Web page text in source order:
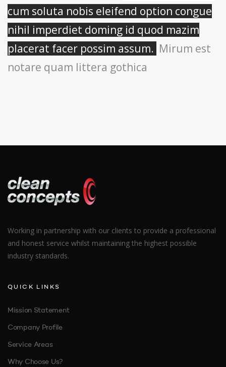
cum soluta nobis eleifend option congue
nihil imperdiet doming id quod mazim
placerat facer possim assum. Mirum est
notare quam littera gothica
Working in partnership with our clients to provide a professional
and honest service whilst maintaining the highest possible
industry standards.
QUICK LINKS
Mission Statement
Company Profile
Service Areas
Why Choose Us?